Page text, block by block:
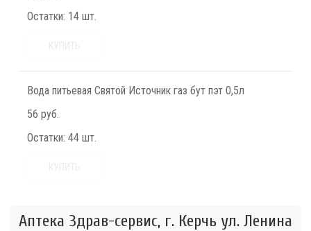
Остатки: 14 шт.
Вода питьевая Святой Источник газ бут пэт 0,5л
56 руб.
Остатки: 44 шт.
Аптека Здрав-сервис, г. Керчь ул. Ленина